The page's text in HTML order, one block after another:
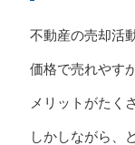
不動産の売却活
価格で売れやす
メリットがたく
しかしながら、